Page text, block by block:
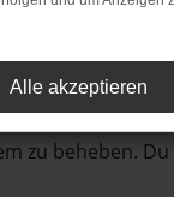
nicht
zu beheben.
Alle akzeptieren